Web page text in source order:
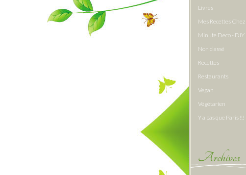
Livres
Mes Recettes
Minute Deco - DIY
Non classé
Recettes
Restaurants
Vegan
Végétarien
Y a pas que Paris !!!
Archives